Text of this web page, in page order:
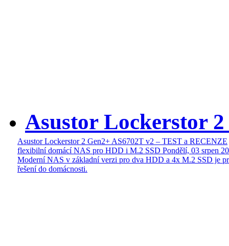
Asustor Lockerstor
Asustor Lockerstor 2 Gen2+ AS6702T v2 – TEST a RECENZE
flexibilní domácí NAS pro HDD i M.2 SSD Pondělí, 03 srpen
Moderní NAS v základní verzi pro dva HDD a 4x M.2 SSD je
řešení do domácnosti.